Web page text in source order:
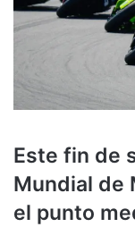
Este fin de
Mundial de
el punto